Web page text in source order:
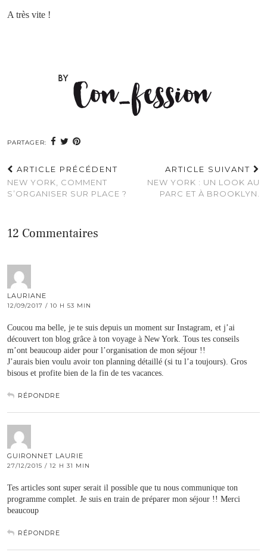
A très vite !
PARTAGER:
ARTICLE PRÉCÉDENT
NEW YORK, COMMENT
S’ORGANISER SUR PLACE ?
ARTICLE SUIVANT
NEW YORK : UN LOOK AU
PARC ET À BROOKLYN.
12 Commentaires
LAURIANE
12/09/2017 / 10 H 53 MIN
Coucou ma belle, je te suis depuis un moment sur Instagram, et j’ai
découvert ton blog grâce à ton voyage à New York. Tous tes conseils
m’ont beaucoup aider pour l’organisation de mon séjour !!
J’aurais bien voulu avoir ton planning détaillé (si tu l’a toujours). Gros
bisous et profite bien de la fin de tes vacances.
RÉPONDRE
GUIRONNET LAURIE
27/12/2015 / 12 H 31 MIN
Tes articles sont super serait il possible que tu nous communique ton
programme complet. Je suis en train de préparer mon séjour !! Merci
beaucoup
RÉPONDRE